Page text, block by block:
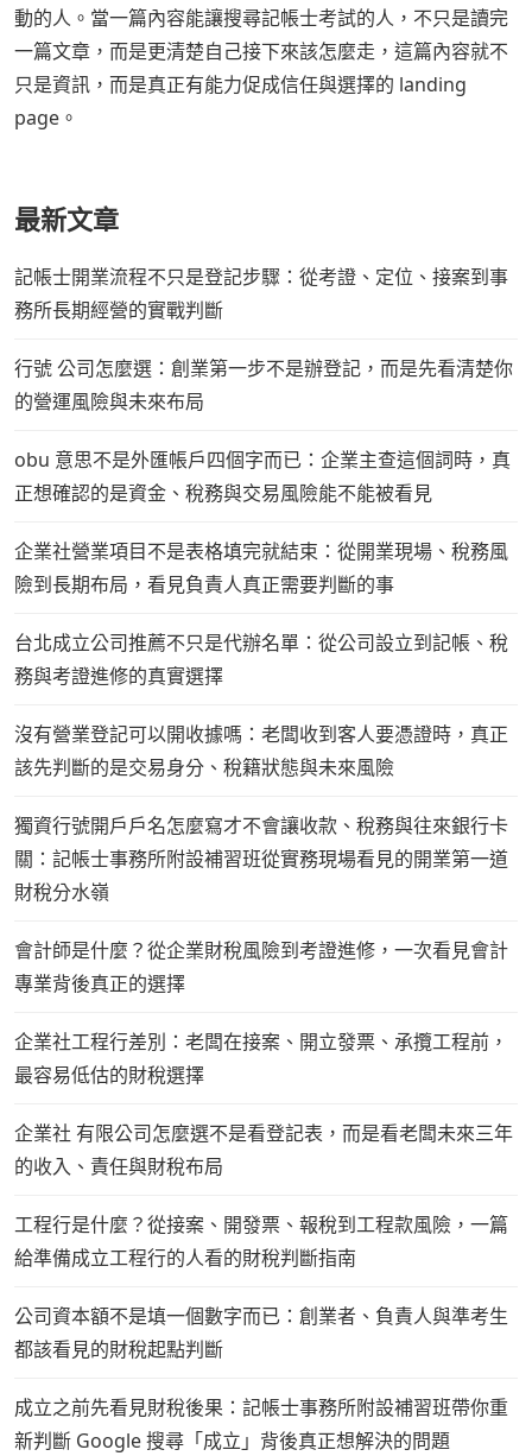
動的人。當一篇內容能讓搜尋記帳士考試的人，不只是讀完
一篇文章，而是更清楚自己接下來該怎麼走，這篇內容就不
只是資訊，而是真正有能力促成信任與選擇的 landing
page。
最新文章
記帳士開業流程不只是登記步驟：從考證、定位、接案到事
務所長期經營的實戰判斷
行號 公司怎麼選：創業第一步不是辦登記，而是先看清楚你
的營運風險與未來布局
obu 意思不是外匯帳戶四個字而已：企業主查這個詞時，真
正想確認的是資金、稅務與交易風險能不能被看見
企業社營業項目不是表格填完就結束：從開業現場、稅務風
險到長期布局，看見負責人真正需要判斷的事
台北成立公司推薦不只是代辦名單：從公司設立到記帳、稅
務與考證進修的真實選擇
沒有營業登記可以開收據嗎：老闆收到客人要憑證時，真正
該先判斷的是交易身分、稅籍狀態與未來風險
獨資行號開戶戶名怎麼寫才不會讓收款、稅務與往來銀行卡
關：記帳士事務所附設補習班從實務現場看見的開業第一道
財稅分水嶺
會計師是什麼？從企業財稅風險到考證進修，一次看見會計
專業背後真正的選擇
企業社工程行差別：老闆在接案、開立發票、承攬工程前，
最容易低估的財稅選擇
企業社 有限公司怎麼選不是看登記表，而是看老闆未來三年
的收入、責任與財稅布局
工程行是什麼？從接案、開發票、報稅到工程款風險，一篇
給準備成立工程行的人看的財稅判斷指南
公司資本額不是填一個數字而已：創業者、負責人與準考生
都該看見的財稅起點判斷
成立之前先看見財稅後果：記帳士事務所附設補習班帶你重
新判斷 Google 搜尋「成立」背後真正想解決的問題